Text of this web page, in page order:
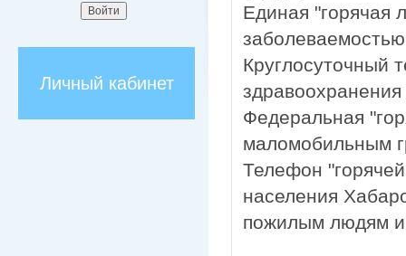
Личный кабинет
Единая "горячая
Круглосуточный
Федеральная
маломобильным
Телефон
населения
пожилым людям и